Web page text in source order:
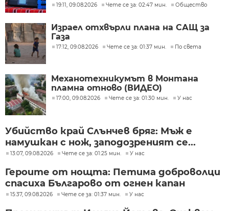
19:11, 09.08.2026 Чете се за: 02:47 мин. Общество
Израел отхвърли плана на САЩ за
Газа
17:12, 09.08.2026 Чете се за: 01:37 мин. По света
Механотехникумът в Монтана
пламна отново (ВИДЕО)
17:00, 09.08.2026 Чете се за: 01:30 мин. У нас
Убийство край Слънчев бряг: Мъж е
намушкан с нож, заподозреният се...
13:07, 09.08.2026 Чете се за: 01:25 мин. У нас
Героите от нощта: Петима доброволци
спасиха Българово от огнен капан
15:37, 09.08.2026 Чете се за: 01:37 мин. У нас